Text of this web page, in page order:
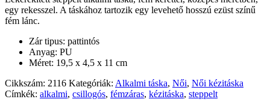
egy rekesszel. A táskához tartozik egy levehető hosszú ezüst színű
fém lánc.
Zár tipus: pattintós
Anyag: PU
Méret: 19,5 x 4,5 x 11 cm
Cikkszám: 2116 Kategóriák: Alkalmi táska, Női, Női kézitáska
Címkék: alkalmi, csillogós, fémzáras, kézitáska, steppelt